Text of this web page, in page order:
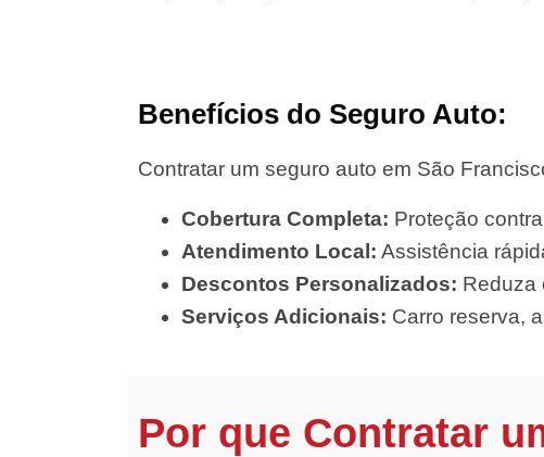
Benefícios do Seguro Auto:
Contratar um seguro auto em São
Cobertura Completa: Proteção
Atendimento Local: Assistência
Descontos Personalizados: Reduza
Serviços Adicionais: Carro reserva,
Por que Contratar